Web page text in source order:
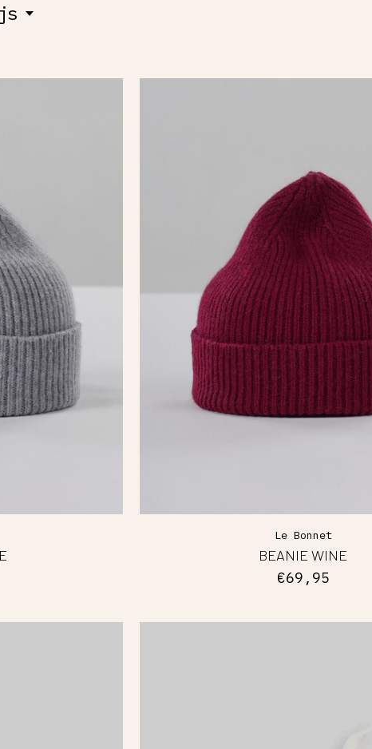
Le Bonnet
BEANIE WINE
€69,95